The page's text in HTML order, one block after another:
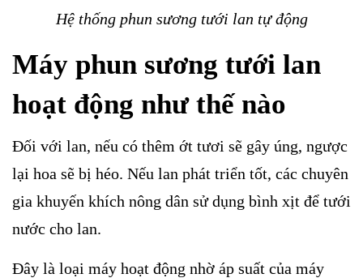
Hệ thống phun sương tưới lan tự động
Máy phun sương tưới lan
hoạt động như thế nào
Đối với lan, nếu có thêm ớt tươi sẽ gây úng, ngược
lại hoa sẽ bị héo. Nếu lan phát triển tốt, các chuyên
gia khuyến khích nông dân sử dụng bình xịt để tưới
nước cho lan.
Đây là loại máy hoạt động nhờ áp suất của máy